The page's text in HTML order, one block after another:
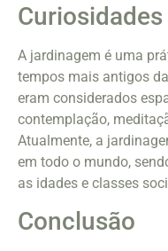
A jardinagem é uma
tempos mais antigos
eram considerados
contemplação,
Atualmente, a
em todo o mundo,
as idades e classes
Conclusão